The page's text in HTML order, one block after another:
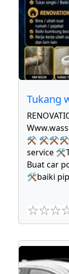
Tukang
⚒
service
Buat car
🛠baiki